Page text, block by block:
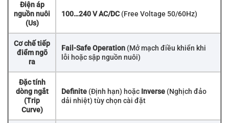
Điện áp
nguồn nuôi
(Us)
100…240 V AC/DC (Free Voltage 50/60Hz)
Cơ chế tiếp
điểm ngõ
ra
Fail-Safe Operation (Mở mạch điều khiển khi
lỗi hoặc sập nguồn nuôi)
Đặc tính
dòng ngắt
(Trip
Curve)
Definite (Định hạn) hoặc Inverse (Nghịch đảo
dải nhiệt) tùy chọn cài đặt